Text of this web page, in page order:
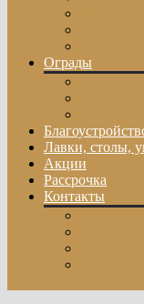
Ограды
Лавки, столы,
Акции
Рассрочка
Контакты